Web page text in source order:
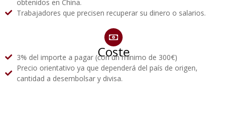
obtenidos en China.
Trabajadores que precisen recuperar su dinero o salarios.
Coste
3% del importe a pagar (con un mínimo de 300€)
Precio orientativo ya que dependerá del país de origen,
cantidad a desembolsar y divisa.